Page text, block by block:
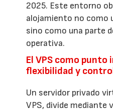
2025. Este entorno
alojamiento no como
sino como una parte
operativa.
El VPS como
flexibilidad y
Un servidor privado
VPS, divide mediante